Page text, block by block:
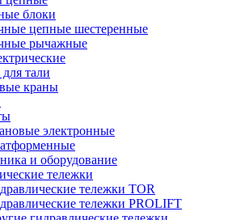
блоки
цепные шестеренные
рычажные
тали
краны
электронные
и оборудование
тележки
тележки TOR
тележки PROLIFT